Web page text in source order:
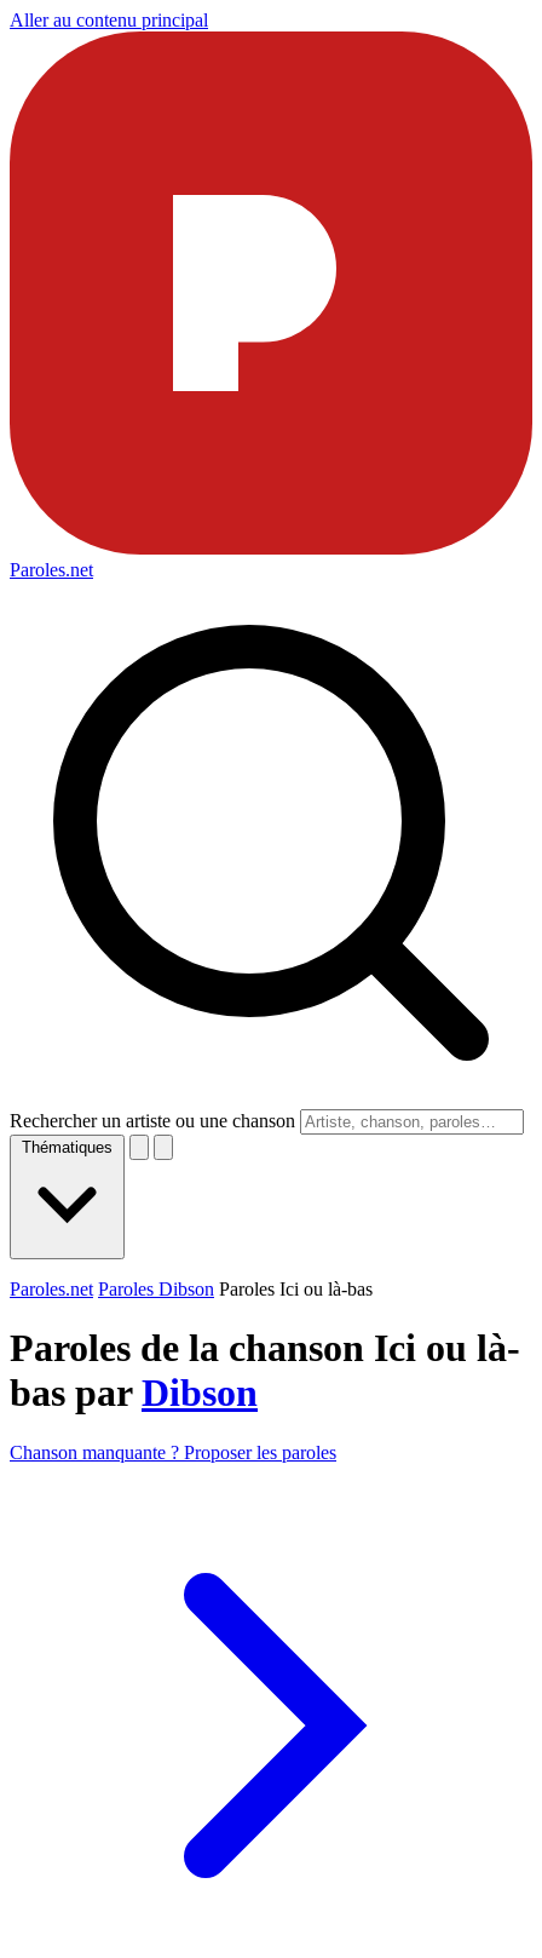
Aller au contenu principal
Paroles.net
Rechercher un artiste ou une chanson
Thématiques
Paroles.net Paroles Dibson Paroles Ici ou là-bas
Paroles de la chanson Ici ou là-
bas parDibson
Chanson manquante ? Proposer les paroles